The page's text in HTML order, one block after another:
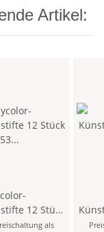
Artikel:
Stück
Grey 3 -
als
-